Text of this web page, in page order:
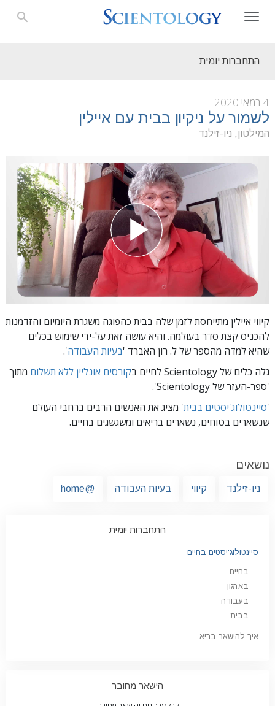
התחברות יומית
4 במאי 2020
לשמור על ניקיון בבית עם איילין
המילטון, ניו-זילנד
קיווי איילין מתייחסת לזמן שלה בבית כהפוגה משגרת היומיום והזדמנות
להכניס קצת סדר בעולמה. והיא עושה זאת על-ידי שימוש בכלים
שהיא למדה מהספר של ל. רון האברד 'בעיות העבודה'.
גלה כלים של Scientology לחיים ב
קורסים אונליין ללא תשלום מתוך
'ספר-העזר של Scientology'.
'סיינטולוג'יסטים בבית' מציג את האנשים הרבים ברחבי העולם
שנשארים בטוחים, נשארים בריאים ומשגשגים בחיים.
נושאים
ניו-זילנד קיווי בעיות העבודה @home
התחברות יומית
סיינטולוג'יסטים בחיים
בחיים
בארגון
בעבודה
בבית
איך להישאר בריא
הישאר מחובר